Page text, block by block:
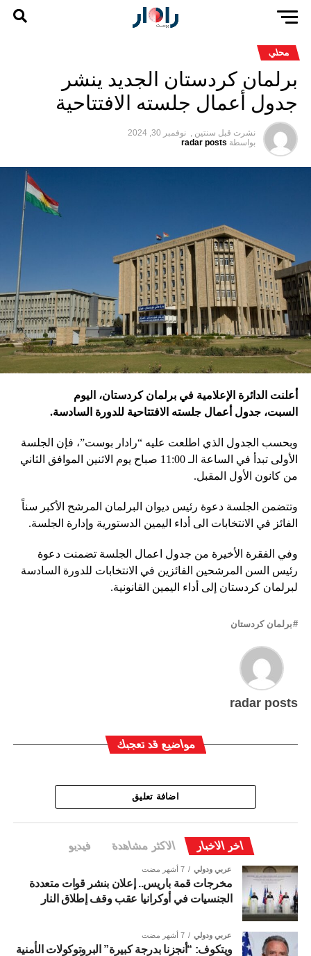
محلي
برلمان كردستان الجديد ينشر
جدول أعمال جلسته الافتتاحية
نشرت قبل سنتين , نوفمبر 30, 2024
بواسطة radar posts
أعلنت الدائرة الإعلامية في برلمان كردستان، اليوم
السبت، جدول أعمال جلسته الافتتاحية للدورة السادسة.
وبحسب الجدول الذي اطلعت عليه “رادار بوست”، فإن الجلسة
الأولى تبدأ في الساعة الـ 11:00 صباح يوم الاثنين الموافق الثاني
من كانون الأول المقبل.
وتتضمن الجلسة دعوة رئيس ديوان البرلمان المرشح الأكبر سناً
الفائز في الانتخابات الى أداء اليمين الدستورية وإدارة الجلسة.
وفي الفقرة الأخيرة من جدول اعمال الجلسة تضمنت دعوة
رئيس السن المرشحين الفائزين في الانتخابات للدورة السادسة
لبرلمان كردستان إلى أداء اليمين القانونية.
برلمان كردستان
radar posts
مواضيع قد تعجبك
اضافة تعليق
اخر الاخبار الاكثر مشاهدة فيديو
عربي ودولي 7 أشهر مضت
مخرجات قمة باريس.. إعلان بنشر قوات متعددة
الجنسيات في أوكرانيا عقب وقف إطلاق النار
عربي ودولي 7 أشهر مضت
ويتكوف: “أنجزنا بدرجة كبيرة” البروتوكولات الأمنية